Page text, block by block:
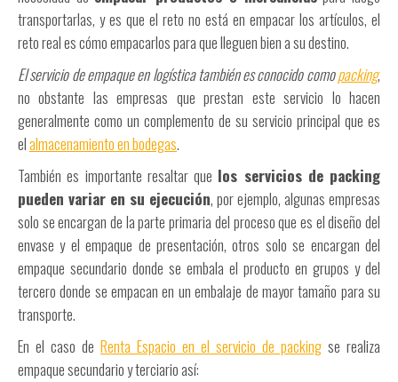
transportarlas, y es que el reto no está en empacar los artículos, el
reto real es cómo empacarlos para que lleguen bien a su destino.
El servicio de empaque en logística también es conocido comopacking,
no obstante las empresas que prestan este servicio lo hacen
generalmente como un complemento de su servicio principal que es
elalmacenamiento en bodegas.
También es importante resaltar que los servicios de packing
pueden variar en su ejecución, por ejemplo, algunas empresas
solo se encargan de la parte primaria del proceso que es el diseño del
envase y el empaque de presentación, otros solo se encargan del
empaque secundario donde se embala el producto en grupos y del
tercero donde se empacan en un embalaje de mayor tamaño para su
transporte.
En el caso de Renta Espacio en el servicio de packing se realiza
empaque secundario y terciario así: